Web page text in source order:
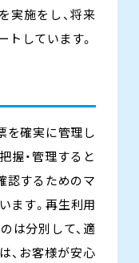
実施をし、将来
しています。
を確実に管理し
握・管理すると
認するためのマ
ます。再生利用
は分別して、適
、お客様が安心